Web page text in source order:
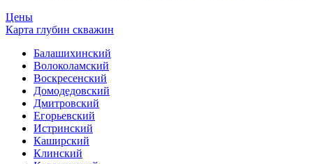
Цены
Карта глубин скважин
Балашихинский
Волоколамский
Воскресенский
Домодедовский
Дмитровский
Егорьевский
Истринский
Каширский
Клинский